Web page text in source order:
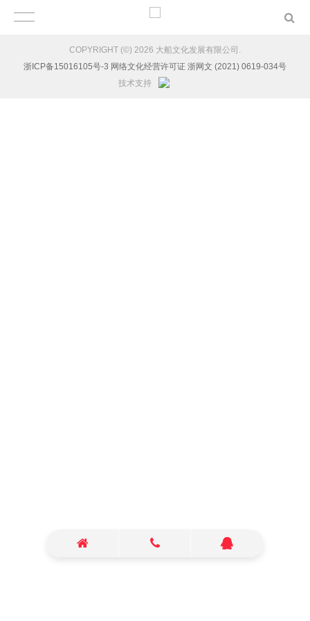
COPYRIGHT (©) 2026 大船文化发展有限公司.
浙ICP备15016105号-3 网络文化经营许可证 浙网文 (2021) 0619-034号
技术支持